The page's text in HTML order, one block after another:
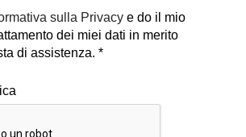
sulla Privacy e do il mio
dei miei dati in merito
di assistenza. *